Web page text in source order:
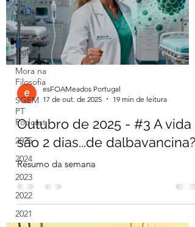
Junho
2026
Hipótese
Nula
Mora na
Filosofia
SGEM
PT
Podcast
2025
2024
2023
2022
2021
esFOAMeados Portugal
17 de out. de 2025
19 min de leitura
Outubro de 2025 - #3 A vida
são 2 dias...de dalbavancina?
Resumo da semana